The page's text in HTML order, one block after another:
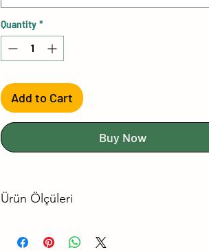
Quantity *
Add to Cart
Buy Now
Ürün Ölçüleri